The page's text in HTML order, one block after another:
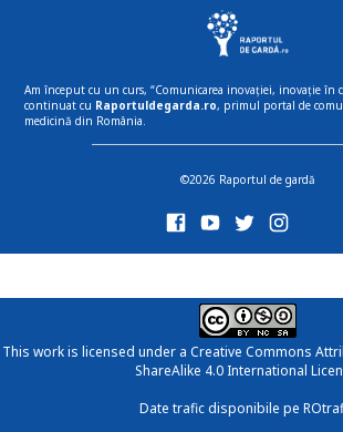
Am început cu un curs, “Comunicarea inovației, inovație în
continuat cu Raportuldegarda.ro, primul portal de
medicină din România.
©2026 Raportul de gardă
This work is licensed under a Creative Commons
ShareAlike 4.0 International
Date trafic disponibile pe